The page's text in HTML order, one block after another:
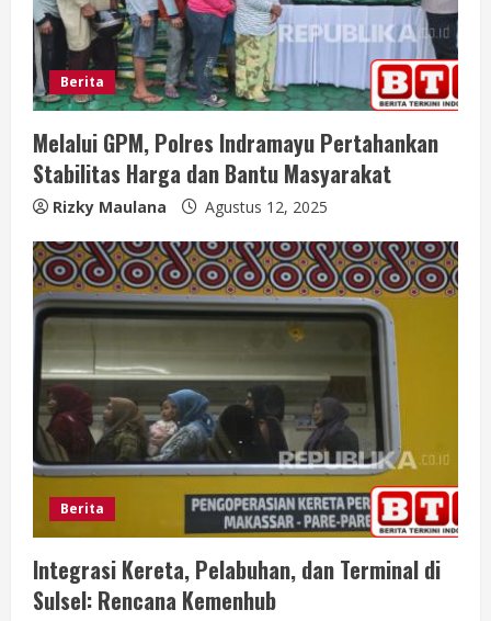
Berita
Melalui GPM, Polres Indramayu Pertahankan
Stabilitas Harga dan Bantu Masyarakat
Rizky Maulana Agustus 12, 2025
Berita
Integrasi Kereta, Pelabuhan, dan Terminal di
Sulsel: Rencana Kemenhub